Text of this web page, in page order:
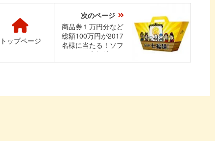
次のページ
商品券１万円分など
総額100万円が2017
名様に当たる！ソフ
トバンク七福神キャ
ンペーン
トップページ